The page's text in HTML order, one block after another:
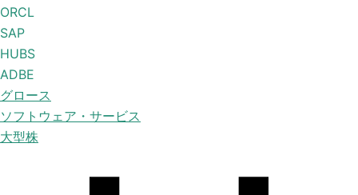
ORCL
SAP
HUBS
ADBE
グロース
ソフトウェア・サービス
大型株